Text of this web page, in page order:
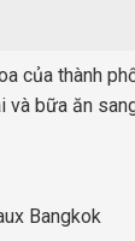
của thành
bữa ăn
Bangkok